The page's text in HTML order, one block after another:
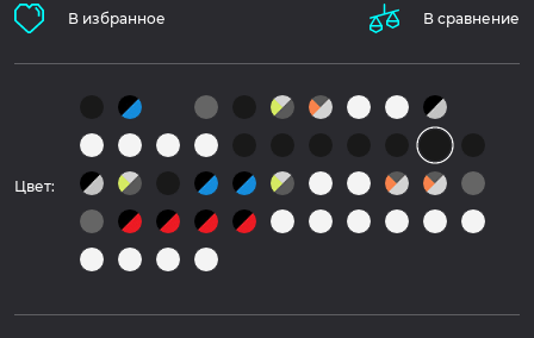
В избранное В сравнение
Цвет: